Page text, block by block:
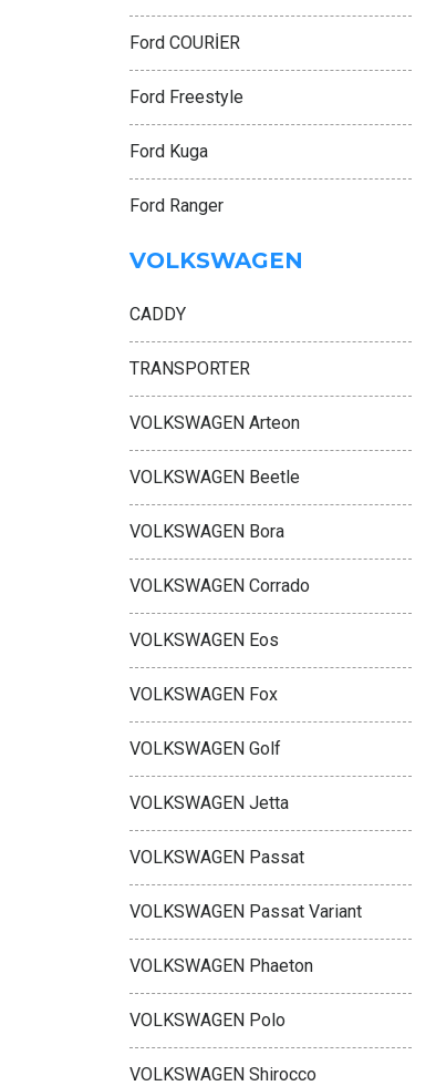
Ford COURİER
Ford Freestyle
Ford Kuga
Ford Ranger
VOLKSWAGEN
CADDY
TRANSPORTER
VOLKSWAGEN Arteon
VOLKSWAGEN Beetle
VOLKSWAGEN Bora
VOLKSWAGEN Corrado
VOLKSWAGEN Eos
VOLKSWAGEN Fox
VOLKSWAGEN Golf
VOLKSWAGEN Jetta
VOLKSWAGEN Passat
VOLKSWAGEN Passat Variant
VOLKSWAGEN Phaeton
VOLKSWAGEN Polo
VOLKSWAGEN Shirocco